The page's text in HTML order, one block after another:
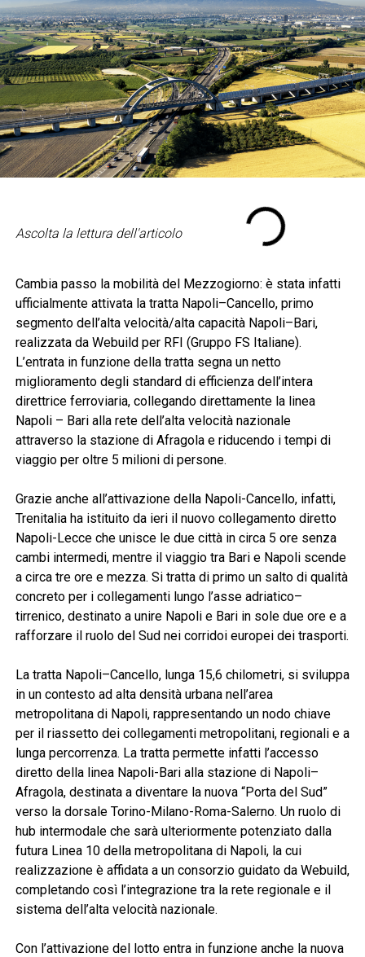
Ascolta la lettura dell'articolo
Cambia passo la mobilità del Mezzogiorno: è stata infatti
ufficialmente attivata la tratta Napoli–Cancello, primo
segmento dell’alta velocità/alta capacità Napoli–Bari,
realizzata da Webuild per RFI (Gruppo FS Italiane).
L’entrata in funzione della tratta segna un netto
miglioramento degli standard di efficienza dell’intera
direttrice ferroviaria, collegando direttamente la linea
Napoli – Bari alla rete dell’alta velocità nazionale
attraverso la stazione di Afragola e riducendo i tempi di
viaggio per oltre 5 milioni di persone.
Grazie anche all’attivazione della Napoli-Cancello, infatti,
Trenitalia ha istituito da ieri il nuovo collegamento diretto
Napoli-Lecce che unisce le due città in circa 5 ore senza
cambi intermedi, mentre il viaggio tra Bari e Napoli scende
a circa tre ore e mezza. Si tratta di primo un salto di qualità
concreto per i collegamenti lungo l’asse adriatico–
tirrenico, destinato a unire Napoli e Bari in sole due ore e a
rafforzare il ruolo del Sud nei corridoi europei dei trasporti.
La tratta Napoli–Cancello, lunga 15,6 chilometri, si sviluppa
in un contesto ad alta densità urbana nell’area
metropolitana di Napoli, rappresentando un nodo chiave
per il riassetto dei collegamenti metropolitani, regionali e a
lunga percorrenza. La tratta permette infatti l’accesso
diretto della linea Napoli-Bari alla stazione di Napoli–
Afragola, destinata a diventare la nuova “Porta del Sud”
verso la dorsale Torino-Milano-Roma-Salerno. Un ruolo di
hub intermodale che sarà ulteriormente potenziato dalla
futura Linea 10 della metropolitana di Napoli, la cui
realizzazione è affidata a un consorzio guidato da Webuild,
completando così l’integrazione tra la rete regionale e il
sistema dell’alta velocità nazionale.
Con l’attivazione del lotto entra in funzione anche la nuova